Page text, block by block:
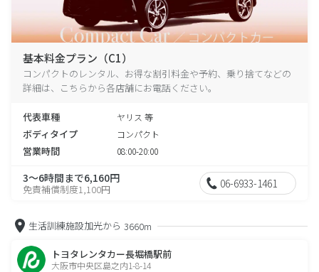
基本料金プラン（C1）
コンパクトのレンタル、お得な割引料金や予約、乗り捨てなどの
詳細は、こちらから各店舗にお電話ください。
代表車種 ヤリス 等
ボディタイプ コンパクト
営業時間 08:00-20:00
3～6時間まで6,160円
免責補償制度1,100円 06-6933-1461
生活訓練施設加光から 3660m
トヨタレンタカー長堀橋駅前
大阪市中央区島之内1-8-14